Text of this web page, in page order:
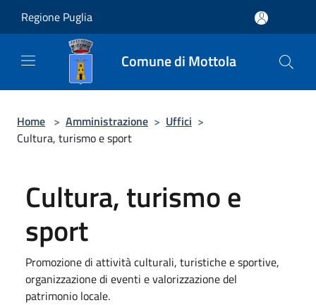
Regione Puglia
Comune di Mottola
Home > Amministrazione > Uffici >
Cultura, turismo e sport
Cultura, turismo e
sport
Promozione di attività culturali, turistiche e sportive,
organizzazione di eventi e valorizzazione del
patrimonio locale.